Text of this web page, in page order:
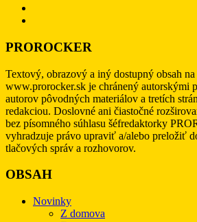
PROROCKER
Textový, obrazový a iný dostupný obsah na
www.prorocker.sk je chránený autorskými
autorov pôvodných materiálov a tretích
redakciou. Doslovné ani čiastočné
bez písomného súhlasu šéfredaktorky
vyhradzuje právo upraviť a/alebo preložiť
tlačových správ a rozhovorov.
OBSAH
Novinky
Z domova